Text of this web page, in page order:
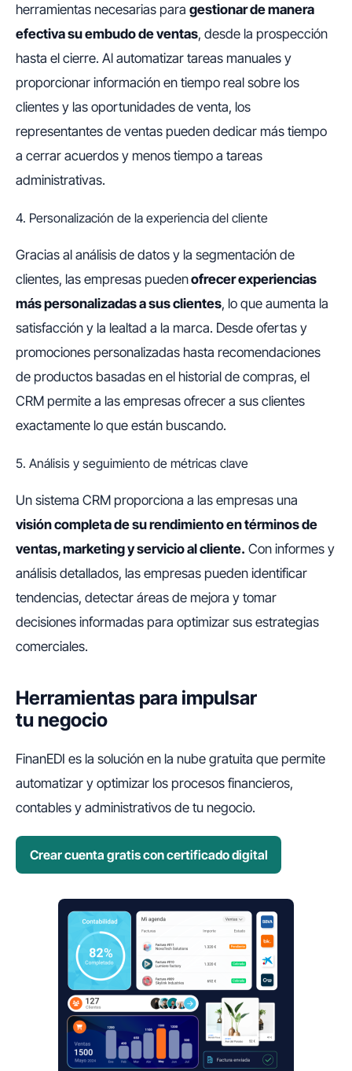
herramientas necesarias para gestionar de manera
efectiva su embudo de ventas, desde la prospección
hasta el cierre. Al automatizar tareas manuales y
proporcionar información en tiempo real sobre los
clientes y las oportunidades de venta, los
representantes de ventas pueden dedicar más tiempo
a cerrar acuerdos y menos tiempo a tareas
administrativas.
4. Personalización de la experiencia del cliente
Gracias al análisis de datos y la segmentación de
clientes, las empresas puedenofrecer experiencias
más personalizadas a sus clientes, lo que aumenta la
satisfacción y la lealtad a la marca. Desde ofertas y
promociones personalizadas hasta recomendaciones
de productos basadas en el historial de compras, el
CRM permite a las empresas ofrecer a sus clientes
exactamente lo que están buscando.
5. Análisis y seguimiento de métricas clave
Un sistema CRM proporciona a las empresas una
visión completa de su rendimiento en términos de
ventas, marketing y servicio al cliente. Con informes y
análisis detallados, las empresas pueden identificar
tendencias, detectar áreas de mejora y tomar
decisiones informadas para optimizar sus estrategias
comerciales.
Herramientas para impulsar
tu negocio
FinanEDI es la solución en la nube gratuita que permite
automatizar y optimizar los procesos financieros,
contables y administrativos de tu negocio.
Crear cuenta gratis con certificado digital